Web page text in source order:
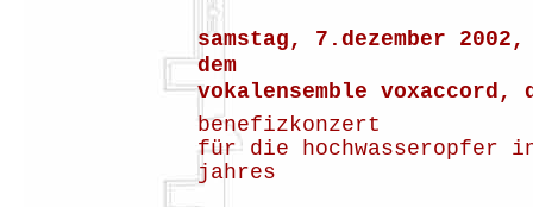
samstag, 7.dezember
dem
vokalensemble voxaccord,
benefizkonzert
für die hochwasseropfer
jahres